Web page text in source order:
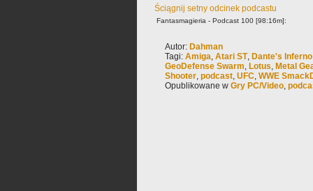
Ściągnij setny odcinek podcastu
Fantasmagieria - Podcast 100 [98:16m]:
Autor: Dahman
Tagi: Amiga, Atari ST, Dante's Inferno
GeoDefense Swarm, Lotus, Metal
Shooter, podcast, UFC, WWE
Opublikowane w Gry PC/Video,